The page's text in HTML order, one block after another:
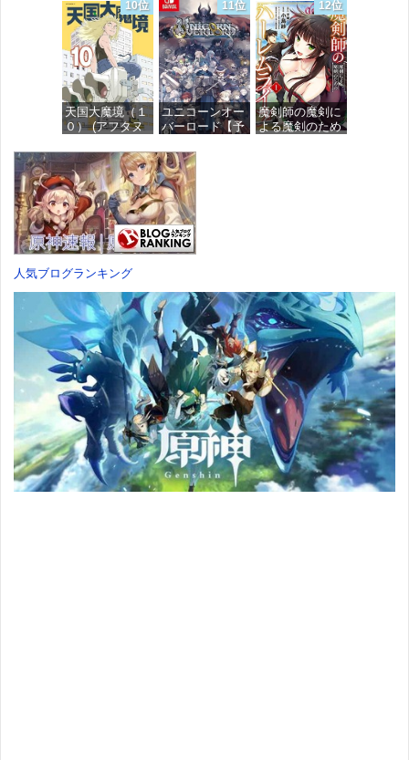
ション 獅白ぼ
たん ノンスケ
ール プラスチ
ック製 塗装済
み完成品フィギ
ュア
価格：¥4,676
レッグパーツ
[カラーC] 色分
け済みプラモデ
ル
価格：¥1,949
プラスチック製
塗装済み可動フ
ィギュア
価格：¥13,115
10位
天国大魔境（１
０） (アフタヌ
ス)
価格：¥759
11位
ユニコーンオー
バーロード【予
DLC「アトラス
×ヴァニラウェ
ア 紋章セッ
ト」 同梱 -
Switch
価格：¥7,182
12位
魔剣師の魔剣に
よる魔剣のため
人気ブログランキング